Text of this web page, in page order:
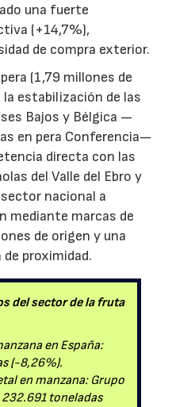
una fuerte
(+14,7%),
de compra exterior.
(1,79 millones de
la estabilización de las
Bajos y Bélgica —
en pera Conferencia—
directa con las
del Valle del Ebro y
nacional a
mediante marcas de
de origen y una
proximidad.
del sector de la fruta
en España:
(-8,26%).
en manzana: Grupo
toneladas